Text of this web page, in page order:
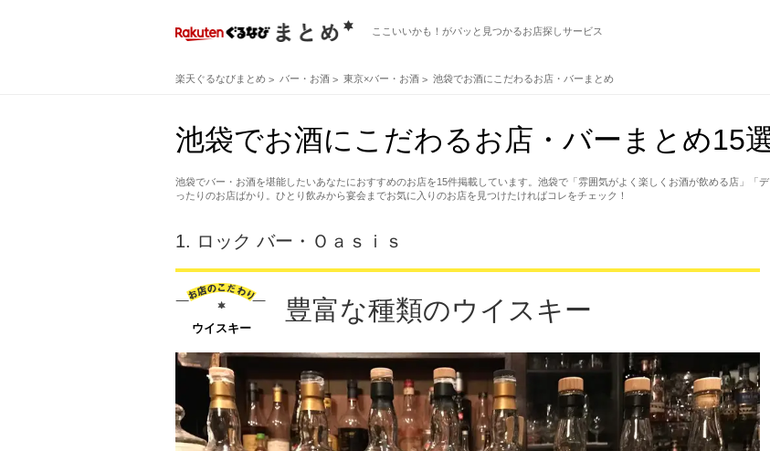
ここいいかも！がパッと見つかるお店探しサービス
楽天ぐるなびまとめ バー・お酒 東京×バー・お酒 池袋でお酒にこだわるお店・バーまとめ
池袋でお酒にこだわるお店・バーまとめ15
池袋でバー・お酒を堪能したいあなたにおすすめのお店を15件掲載しています。池袋で「雰囲気がよく楽しくお酒が飲める店」「
ったりのお店ばかり。ひとり飲みから宴会までお気に入りのお店を見つけたければコレをチェック！
1. ロック バー・Ｏａｓｉｓ
ウイスキー
豊富な種類のウイスキー